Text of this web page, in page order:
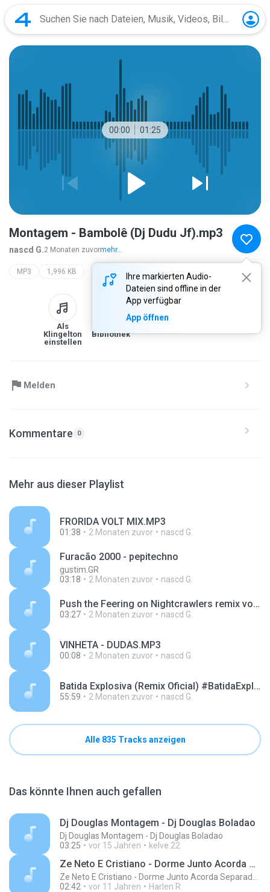
00:00 01:25
Ihre markierten Audio-
Dateien sind offline in der
App verfügbar
App öffnen
Montagem - Bambolê (Dj Dudu Jf).mp3
nascd G.2 Monaten zuvormehr...
MP3 1,996 KB
Als
Klingelton
einstellen
Bibliothek
Melden
Kommentare 0
Mehr aus dieser Playlist
FRORIDA VOLT MIX.MP3
01:38 2 Monaten zuvor nascd G.
Furacão 2000 - pepitechno
gustim.GR
03:18
2 Monaten zuvor nascd G.
Push the Feering on Nightcrawlers remix volt.MP3
03:27 2 Monaten zuvor nascd G.
VINHETA - DUDAS.MP3
00:08 2 Monaten zuvor nascd G.
Batida Explosiva (Remix Oficial) #BatidaExplosiva #djBrasil #Remix2025.mp3
55:59 2 Monaten zuvor nascd G.
Alle 835 Tracks anzeigen
Das könnte Ihnen auch gefallen
Dj Douglas Montagem - Dj Douglas Boladao
Dj Douglas Montagem - Dj Douglas Boladao
03:25
vor 15 Jahren kelve.22
Ze Neto E Cristiano - Dorme Junto Acorda Separado - Top 20 Sertanejas de 2015
02:42
vor 11 Jahren Harlen R.